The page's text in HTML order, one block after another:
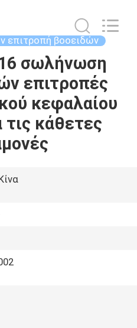
επιτροπή βοοειδών
16 σωλήνωση
επιτροπές
κεφαλαίου
κάθετες